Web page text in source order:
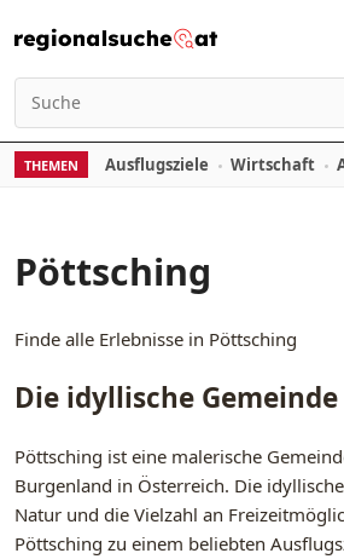
Suchen nach:
THEMEN Ausflugsziele Wirtschaft
Pöttsching
Finde alle Erlebnisse in Pöttsching
Die idyllische
Pöttsching ist eine malerische
Burgenland in Österreich. Die
Natur und die Vielzahl an
Pöttsching zu einem beliebten